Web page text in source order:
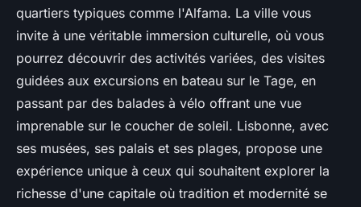
quartiers typiques comme l'Alfama. La ville vous
invite à une véritable immersion culturelle, où vous
pourrez découvrir des activités variées, des visites
guidées aux excursions en bateau sur le Tage, en
passant par des balades à vélo offrant une vue
imprenable sur le coucher de soleil. Lisbonne, avec
ses musées, ses palais et ses plages, propose une
expérience unique à ceux qui souhaitent explorer la
richesse d'une capitale où tradition et modernité se